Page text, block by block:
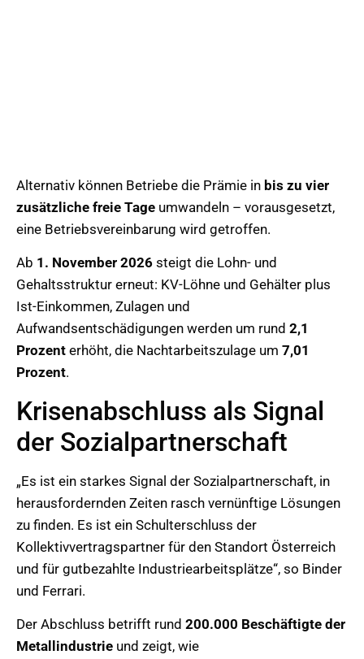
Alternativ können Betriebe die Prämie in bis zu vier
zusätzliche freie Tage umwandeln – vorausgesetzt,
eine Betriebsvereinbarung wird getroffen.
Ab 1. November 2026 steigt die Lohn- und
Gehaltsstruktur erneut: KV-Löhne und Gehälter plus
Ist-Einkommen, Zulagen und
Aufwandsentschädigungen werden um rund 2,1
Prozent erhöht, die Nachtarbeitszulage um 7,01
Prozent.
Krisenabschluss als Signal
der Sozialpartnerschaft
„Es ist ein starkes Signal der Sozialpartnerschaft, in
herausfordernden Zeiten rasch vernünftige Lösungen
zu finden. Es ist ein Schulterschluss der
Kollektivvertragspartner für den Standort Österreich
und für gutbezahlte Industriearbeitsplätze“, so Binder
und Ferrari.
Der Abschluss betrifft rund 200.000 Beschäftigte der
Metallindustrie und zeigt, wie